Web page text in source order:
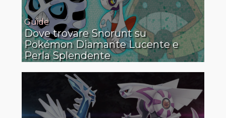
Guide
Dove trovare Snorunt su
Pokémon Diamante Lucente e
Perla Splendente